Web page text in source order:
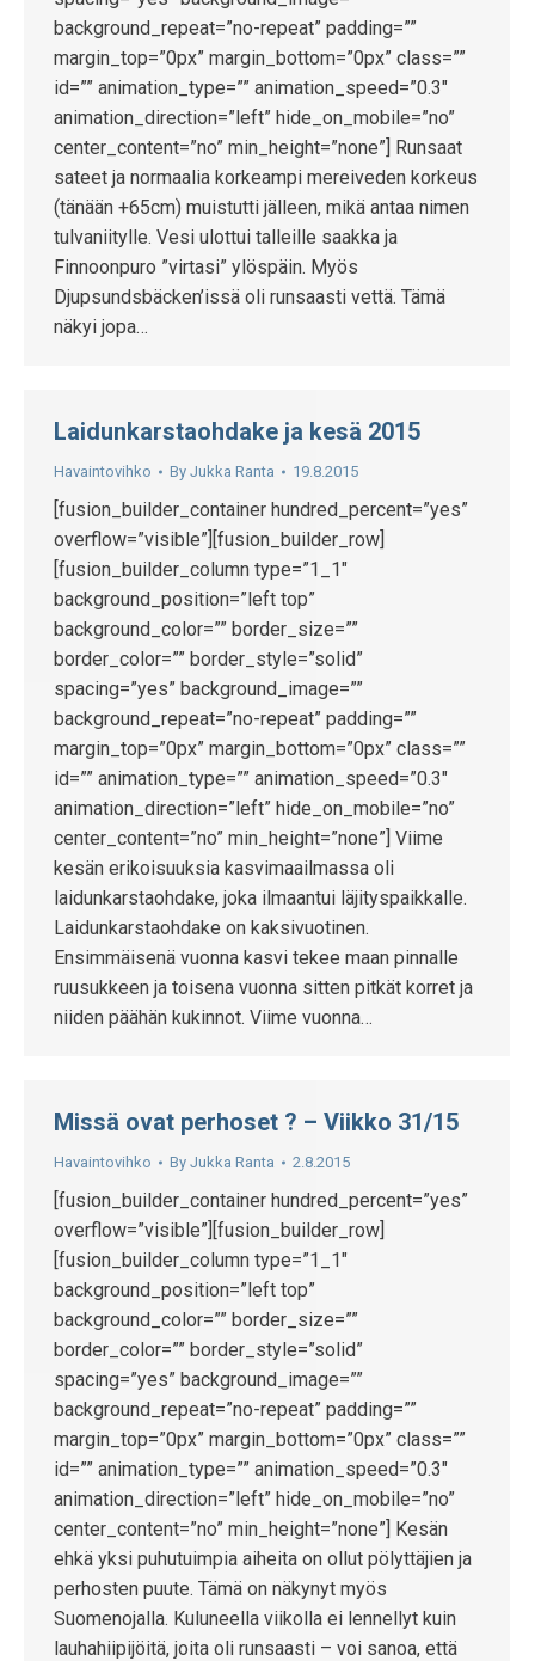
background_repeat=”no-repeat” padding=””
margin_top=”0px” margin_bottom=”0px” class=””
id=”” animation_type=”” animation_speed=”0.3″
animation_direction=”left” hide_on_mobile=”no”
center_content=”no” min_height=”none”] Runsaat
sateet ja normaalia korkeampi mereiveden korkeus
(tänään +65cm) muistutti jälleen, mikä antaa nimen
tulvaniitylle. Vesi ulottui talleille saakka ja
Finnoonpuro ”virtasi” ylöspäin. Myös
Djupsundsbäcken’issä oli runsaasti vettä. Tämä
näkyi jopa…
Laidunkarstaohdake ja kesä 2015
Havaintovihko By Jukka Ranta 19.8.2015
[fusion_builder_container hundred_percent=”yes”
overflow=”visible”][fusion_builder_row]
[fusion_builder_column type=”1_1″
background_position=”left top”
background_color=”” border_size=””
border_color=”” border_style=”solid”
spacing=”yes” background_image=””
background_repeat=”no-repeat” padding=””
margin_top=”0px” margin_bottom=”0px” class=””
id=”” animation_type=”” animation_speed=”0.3″
animation_direction=”left” hide_on_mobile=”no”
center_content=”no” min_height=”none”] Viime
kesän erikoisuuksia kasvimaailmassa oli
laidunkarstaohdake, joka ilmaantui läjityspaikkalle.
Laidunkarstaohdake on kaksivuotinen.
Ensimmäisenä vuonna kasvi tekee maan pinnalle
ruusukkeen ja toisena vuonna sitten pitkät korret ja
niiden päähän kukinnot. Viime vuonna…
Missä ovat perhoset ? – Viikko 31/15
Havaintovihko By Jukka Ranta 2.8.2015
[fusion_builder_container hundred_percent=”yes”
overflow=”visible”][fusion_builder_row]
[fusion_builder_column type=”1_1″
background_position=”left top”
background_color=”” border_size=””
border_color=”” border_style=”solid”
spacing=”yes” background_image=””
background_repeat=”no-repeat” padding=””
margin_top=”0px” margin_bottom=”0px” class=””
id=”” animation_type=”” animation_speed=”0.3″
animation_direction=”left” hide_on_mobile=”no”
center_content=”no” min_height=”none”] Kesän
ehkä yksi puhutuimpia aiheita on ollut pölyttäjien ja
perhosten puute. Tämä on näkynyt myös
Suomenojalla. Kuluneella viikolla ei lennellyt kuin
lauhahiipijöitä, joita oli runsaasti – voi sanoa, että